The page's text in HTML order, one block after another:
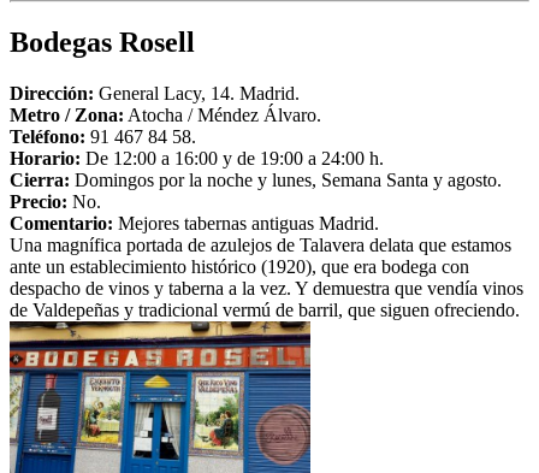
Bodegas Rosell
Dirección: General Lacy, 14. Madrid.
Metro / Zona: Atocha / Méndez Álvaro.
Teléfono: 91 467 84 58.
Horario: De 12:00 a 16:00 y de 19:00 a 24:00 h.
Cierra: Domingos por la noche y lunes, Semana Santa y agosto.
Precio: No.
Comentario: Mejores tabernas antiguas Madrid.
Una magnífica portada de azulejos de Talavera delata que estamos
ante un establecimiento histórico (1920), que era bodega con
despacho de vinos y taberna a la vez. Y demuestra que vendía vinos
de Valdepeñas y tradicional vermú de barril, que siguen ofreciendo.